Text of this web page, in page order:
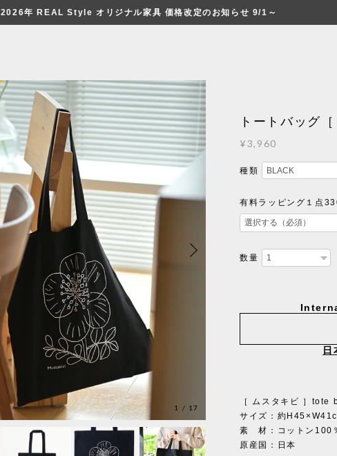
2026年 REAL Style オリジナル家具 価格改定のお知らせ 9/1～
1 / 17
トートバッグ
¥3,960
種類
有料ラッピング１点
数量
日
［ ムスタキビ ］tote
サイズ：約
素 材：コットン100
原産国：日本